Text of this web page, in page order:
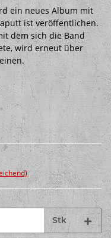
ein neues Album mit
ist veröffentlichen.
dem sich die Band
wird erneut über
Stk